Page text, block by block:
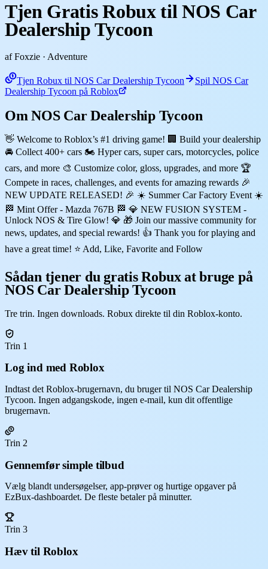
Tjen Gratis Robux til NOS Car
Dealership Tycoon
af Foxzie · Adventure
Tjen Robux til NOS Car Dealership Tycoon
Spil NOS Car
Dealership Tycoon på Roblox
Om NOS Car Dealership Tycoon
👋 Welcome to Roblox’s #1 driving game! 🏢 Build your dealership
🚘 Collect 400+ cars 🏍️ Hyper cars, super cars, motorcycles, police
cars, and more 🎨 Customize color, gloss, upgrades, and more 🏆
Compete in races, challenges, and events for amazing rewards 🎉
NEW UPDATE RELEASED! 🎉 ☀️ Summer Car Factory Event ☀️
🏁 Mint Offer - Mazda 767B 🏁 💎 NEW FUSION SYSTEM -
Unlock NOS & Tire Glow! 💎 🎁 Join our massive community for
news, updates, and special rewards! 👍 Thank you for playing and
have a great time! ⭐ Add, Like, Favorite and Follow
Sådan tjener du gratis Robux at bruge på
NOS Car Dealership Tycoon
Tre trin. Ingen downloads. Robux direkte til din Roblox-konto.
Trin 1
Log ind med Roblox
Indtast det Roblox-brugernavn, du bruger til NOS Car Dealership
Tycoon. Ingen adgangskode, ingen e-mail, kun dit offentlige
brugernavn.
Trin 2
Gennemfør simple tilbud
Vælg blandt undersøgelser, app-prøver og hurtige opgaver på
EzBux-dashboardet. De fleste betaler på minutter.
Trin 3
Hæv til Roblox